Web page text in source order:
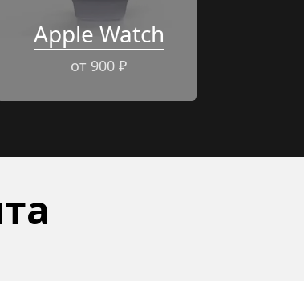
Apple Watch
от 900 ₽